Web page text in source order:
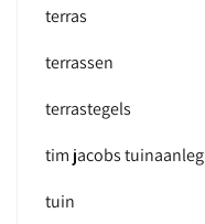
terras
terrassen
terrastegels
tim jacobs tuinaanleg
tuin